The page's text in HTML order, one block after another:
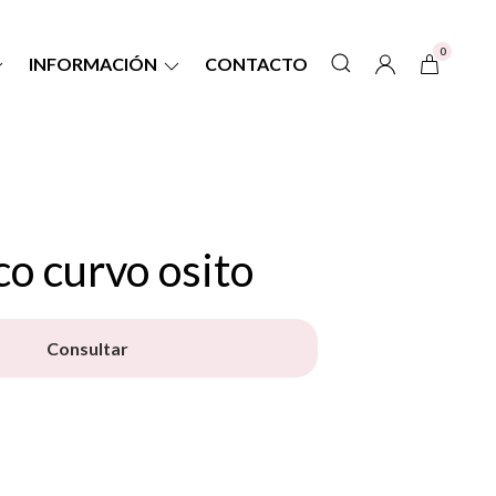
INFORMACIÓN CONTACTO
0
curvo osito
Consultar